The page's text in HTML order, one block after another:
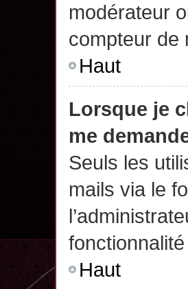
modérateur
compteur de
Haut
Lorsque je
me
Seuls les
mails via le
Haut